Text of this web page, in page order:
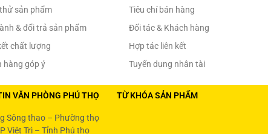
sản phẩm
& đổi trả sản phẩm
chất lượng
hàng góp ý
Tiêu chí bán hàng
Đối tác & Khách hàng
Hợp tác liên kết
Tuyển dụng nhân tài
VĂN PHÒNG PHÚ THỌ
Sông thao – Phường thọ
Việt Trì – Tỉnh Phú thọ
TỪ KHÓA SẢN PHẨM